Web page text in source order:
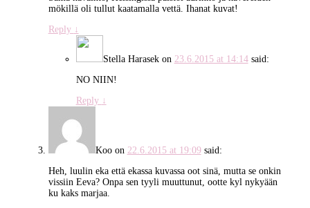
mökillä oli tullut kaatamalla vettä. Ihanat kuvat!
Reply ↓
Stella Harasekon 23.6.2015 at 14:14 said:
NO NIIN!
Reply ↓
Kooon 22.6.2015 at 19:09 said:
Heh, luulin eka että ekassa kuvassa oot sinä, mutta se onkin
vissiin Eeva? Onpa sen tyyli muuttunut, ootte kyl nykyään
ku kaks marjaa.